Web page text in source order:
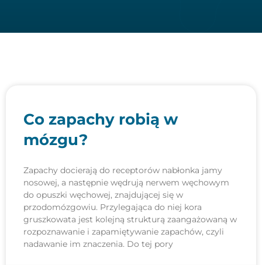
Co zapachy robią w
mózgu?
Zapachy docierają do receptorów nabłonka jamy
nosowej, a następnie wędrują nerwem węchowym
do opuszki węchowej, znajdującej się w
przodomózgowiu. Przylegająca do niej kora
gruszkowata jest kolejną strukturą zaangażowaną w
rozpoznawanie i zapamiętywanie zapachów, czyli
nadawanie im znaczenia. Do tej pory